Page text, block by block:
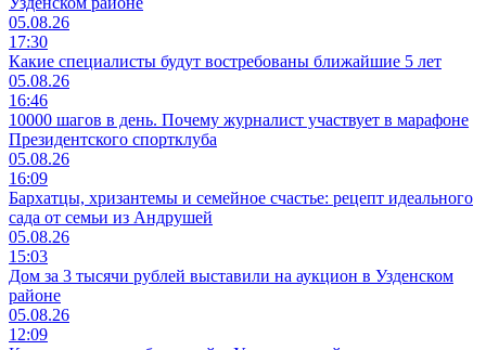
05.08.26
17:30
Какие специалисты будут востребованы ближайшие 5 лет
05.08.26
16:46
10000 шагов в день. Почему журналист участвует в марафоне
Президентского спортклуба
05.08.26
16:09
Бархатцы, хризантемы и семейное счастье: рецепт идеального
сада от семьи из Андрушей
05.08.26
15:03
Дом за 3 тысячи рублей выставили на аукцион в Узденском
районе
05.08.26
12:09